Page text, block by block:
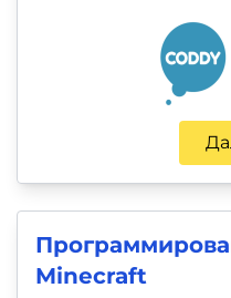
Minecraft